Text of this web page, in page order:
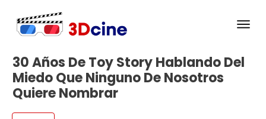
30 Años De Toy Story Hablando Del
Miedo Que Ninguno De Nosotros
Quiere Nombrar